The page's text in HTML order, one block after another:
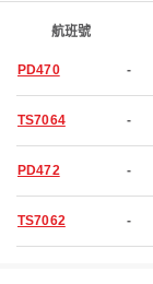
航班號
PD470 -
TS7064 -
PD472 -
TS7062 -